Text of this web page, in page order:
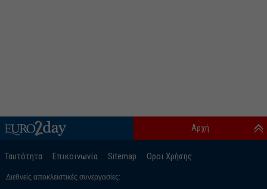
Ταυτότητα Επικοινωνία Sitemap Οροι Χρήσης
Αρχή
Διεθνείς αποκλειστικές συνεργασίες: